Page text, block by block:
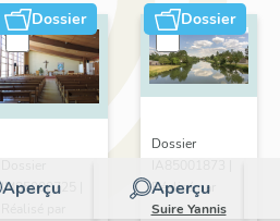
Dossier
Aperçu
IM85000725 |
Dossier
Aperçu
Dossier
Réalisé par
Suire Yannis